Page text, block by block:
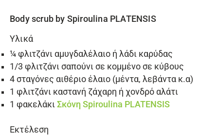
Body scrub by Spiroulina PLATENSIS
Υλικά
¼ φλιτζάνι αμυγδαλέλαιο ή λάδι καρύδας
1/3 φλιτζάνι σαπούνι σε κομμένο σε κύβους
4 σταγόνες αιθέριο έλαιο (μέντα, λεβάντα κ.α)
1 φλιτζάνι καστανή ζάχαρη ή χονδρό αλάτι
1 φακελάκι Σκόνη Spiroulina PLATENSIS
Εκτέλεση